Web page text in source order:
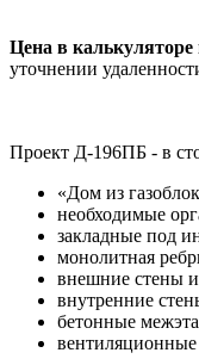
Цена в калькуляторе
уточнении
Проект Д-196ПБ - в
«Дом из
необходимые
закладные под
монолитная
внешние стены
внутренние
бетонные